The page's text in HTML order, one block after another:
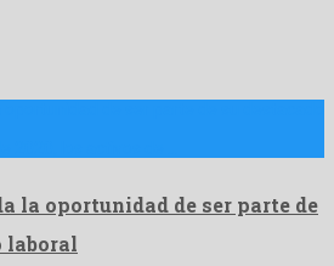
la oportunidad de ser parte de
laboral